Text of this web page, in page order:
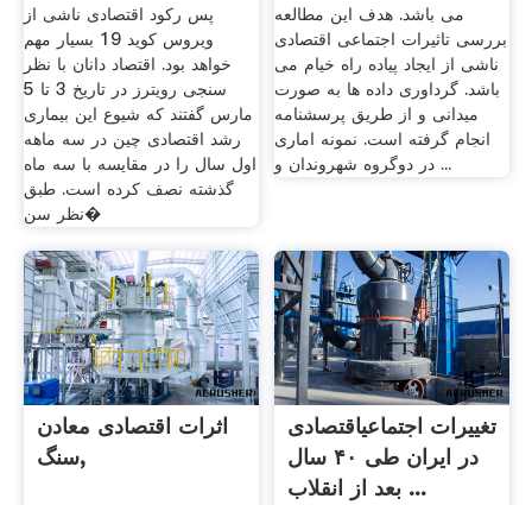
پس رکود اقتصادی ناشی از
ویروس کوید 19 بسیار مهم
خواهد بود. اقتصاد دانان با نظر
سنجی رویترز در تاریخ 3 تا 5
مارس گفتند که شیوع این بیماری
رشد اقتصادی چین در سه ماهه
اول سال را در مقایسه با سه ماه
گذشته نصف کرده است. طبق
نظر سن�
می باشد. هدف این مطالعه
بررسی تاثیرات اجتماعی اقتصادی
ناشی از ایجاد پیاده راه خیام می
باشد. گرداوری داده ها به صورت
میدانی و از طریق پرسشنامه
انجام گرفته است. نمونه اماری
در دوگروه شهروندان و ...
اثرات اقتصادی معادن
سنگ,
تغییرات اجتماعیاقتصادی
در ایران طی ۴۰ سال
بعد از انقلاب ...